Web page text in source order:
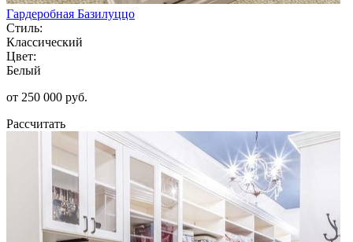
Гардеробная Базилуццо
Стиль:
Классический
Цвет:
Белый
от 250 000 руб.
Рассчитать